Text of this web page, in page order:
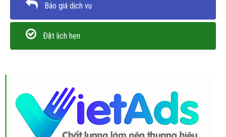
Báo giá dịch vụ
Đặt lịch hẹn